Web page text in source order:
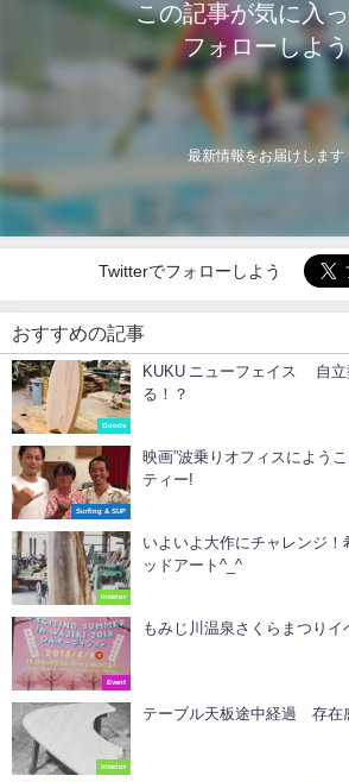
この記事が気に入
フォローしよう
最新情報をお届けします
Twitterでフォローしよう
おすすめの記事
Goods
KUKU ニューフェイス 自立
る！？
Surfing & SUP
映画”波乗りオフィスによう
ティー!
Interior
いよいよ大作にチャレンジ！
ッドアート^_^
Event
もみじ川温泉さくらまつりイ
Interior
テーブル天板途中経過 存在